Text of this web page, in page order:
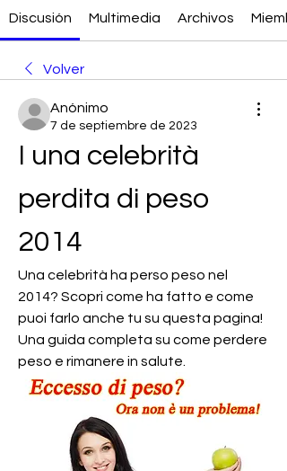
Discusión Multimedia Archivos
Volver
Anónimo
7 de septiembre de 2023
I una celebrità
perdita di peso
2014
Una celebrità ha perso peso nel
2014? Scopri come ha fatto e come
puoi farlo anche tu su questa pagina!
Una guida completa su come perdere
peso e rimanere in salute.